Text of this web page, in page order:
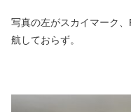
写真の左がスカイマーク
航しておらず。